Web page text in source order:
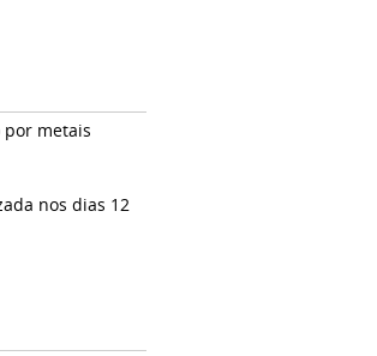
por metais
nos dias 12